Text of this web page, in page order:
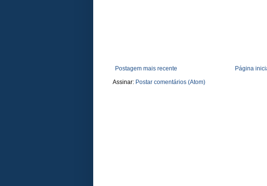
Postagem mais recente
Página
Assinar: Postar comentários (Atom)